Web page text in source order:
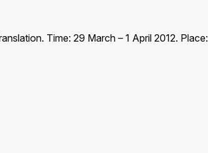
Time: 29 March – 1 April 2012. Place: